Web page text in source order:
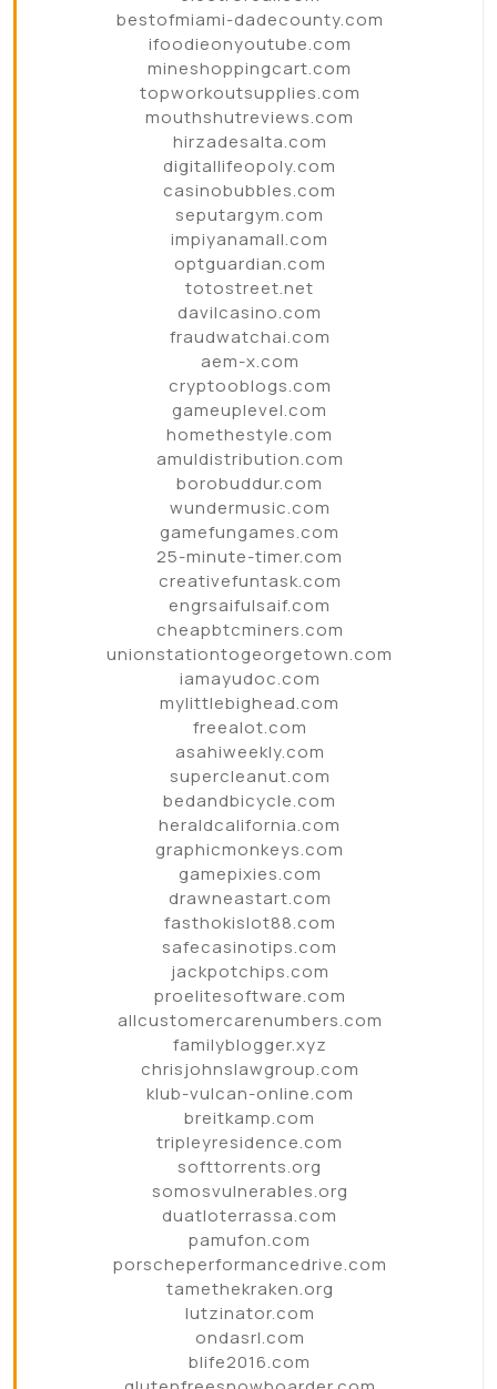
bestofmiami-dadecounty.com
ifoodieonyoutube.com
mineshoppingcart.com
topworkoutsupplies.com
mouthshutreviews.com
hirzadesalta.com
digitallifeopoly.com
casinobubbles.com
seputargym.com
impiyanamall.com
optguardian.com
totostreet.net
davilcasino.com
fraudwatchai.com
aem-x.com
cryptooblogs.com
gameuplevel.com
homethestyle.com
amuldistribution.com
borobuddur.com
wundermusic.com
gamefungames.com
25-minute-timer.com
creativefuntask.com
engrsaifulsaif.com
cheapbtcminers.com
unionstationtogeorgetown.com
iamayudoc.com
mylittlebighead.com
freealot.com
asahiweekly.com
supercleanut.com
bedandbicycle.com
heraldcalifornia.com
graphicmonkeys.com
gamepixies.com
drawneastart.com
fasthokislot88.com
safecasinotips.com
jackpotchips.com
proelitesoftware.com
allcustomercarenumbers.com
familyblogger.xyz
chrisjohnslawgroup.com
klub-vulcan-online.com
breitkamp.com
tripleyresidence.com
softtorrents.org
somosvulnerables.org
duatloterrassa.com
pamufon.com
porscheperformancedrive.com
tamethekraken.org
lutzinator.com
ondasrl.com
blife2016.com